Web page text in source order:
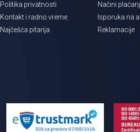
Politika privatnosti
Kontakt i radno vreme
Najčešća pitanja
Načini
Isporuka na
Reklamacije